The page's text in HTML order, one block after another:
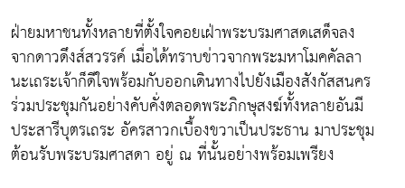
ฝ่ายมหาชนทั้งหลายที่ตั้งใจคอยเฝ่าพระบรมศาสดเสด็จลง
จากดาวดึงส์สวรรค์ เมื่อได้ทราบข่าวจากพระมหาโมคคัลลา
นะเถระเจ้าก็ดีใจพร้อมกับออกเดินทางไปยังเมืองสังกัสสนคร
ร่วมประชุมกันอย่างคับคั่งตลอดพระภิกษุสงฆ์ทั้งหลายอันมี
ประสารีบุตรเถระ อัครสาวกเบื้องขวาเป็นประธาน มาประชุม
ต้อนรับพระบรมศาสดา อยู่ ณ ที่นั้นอย่างพร้อมเพรียง